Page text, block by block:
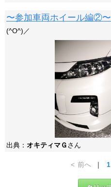
〜参加車両ホイール編②〜
(^O^)／
出典： オキティマＧさん
< 前へ ｜ 1